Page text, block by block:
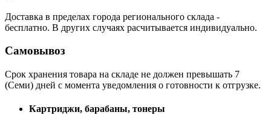
Доставка в пределах города регионального склада -
бесплатно. В других случаях расчитывается индивидуально.
Самовывоз
Срок хранения товара на складе не должен превышать 7
(Семи) дней с момента уведомления о готовности к отгрузке.
Картриджи, барабаны, тонеры